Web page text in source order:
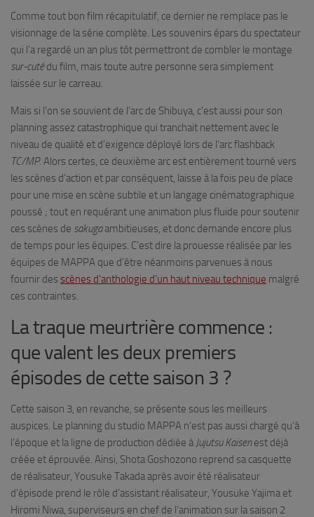
Comme tout bon film récapitulatif, ce dernier ne remplace pas le
visionnage de la série complète. Les souvenirs épars du spectateur
qui l’a regardé un an plus tôt permettront de combler le montage
sur-cutédu film, mais toute autre personne sera simplement
laissée sur le carreau.
Mais si l’on se souvient de l’arc de Shibuya, c’est aussi pour son
planning assez catastrophique qui tranchait nettement avec le
niveau de qualité et d’exigence déployé lors de l’arc flashback
TC/MP. Alors certes, ce deuxième arc est entièrement tourné vers
les scènes d’action et par conséquent, laisse à la fois peu de place
pour une mise en scène subtile et un langage cinématographique
poussé ; tout en requérant une animation plus fluide pour soutenir
ces scènes de sakugaambitieuses, et donc demande encore plus
de temps pour les équipes. C’est dire la prouesse réalisée par les
équipes de MAPPA que d’être néanmoins parvenues à nous
fournir des scènes d’anthologie d’un haut niveau technique malgré
ces contraintes.
La traque meurtrière commence :
que valent les deux premiers
épisodes de cette saison 3 ?
Cette saison 3, en revanche, se présente sous les meilleurs
auspices. Le planning du studio MAPPA n’est pas aussi chargé qu’à
l’époque et la ligne de production dédiée à Jujutsu Kaisenest déjà
créée et éprouvée. Ainsi, Shota Goshozono reprend sa casquette
de réalisateur, Yousuke Takada après avoir été réalisateur
d’épisode prend le rôle d’assistant réalisateur, Yousuke Yajima et
Hiromi Niwa, superviseurs en chef de l’animation sur la saison 2